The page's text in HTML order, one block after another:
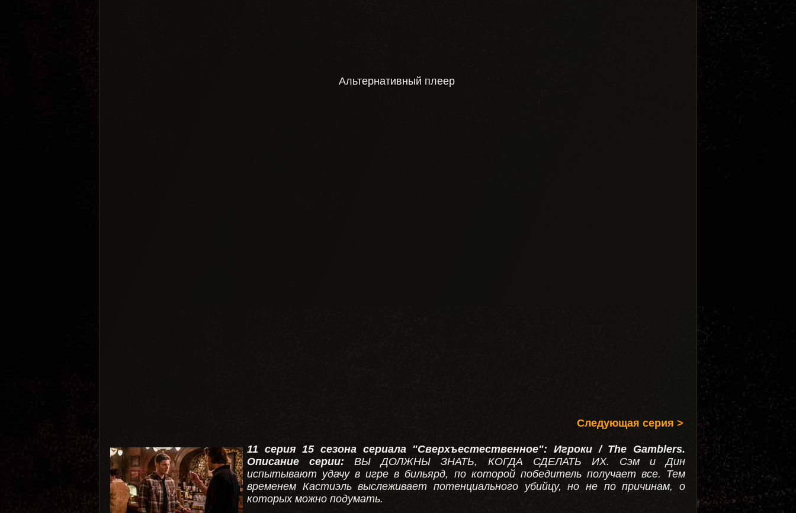
Альтернативный плеер
Следующая серия >
11 серия 15 сезона сериала "Сверхъестественное": Игроки / The Gamblers.
Описание серии:ВЫ ДОЛЖНЫ ЗНАТЬ, КОГДА СДЕЛАТЬ ИХ. Сэм и Дин
испытывают удачу в игре в бильярд, по которой победитель получает все. Тем
временем Кастиэль выслеживает потенциального убийцу, но не по причинам, о
которых можно подумать.